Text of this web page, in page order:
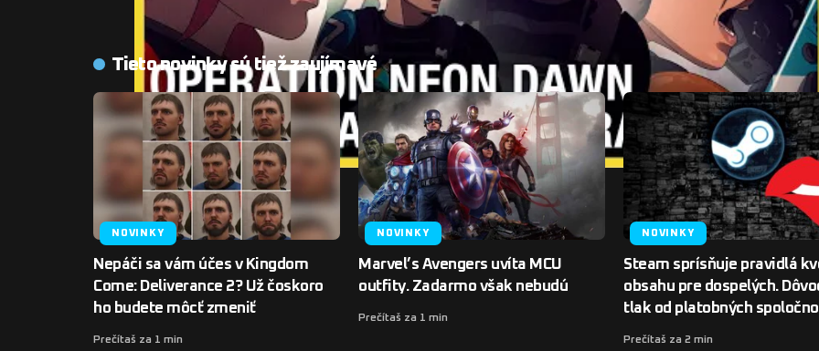
Tieto novinky sú tiež zaujímavé
NOVINKY
Nepáči sa vám účes v Kingdom
Come: Deliverance 2? Už čoskoro
ho budete môcť zmeniť
Prečítaš za 1 min
NOVINKY
Marvel’s Avengers uvíta MCU
outfity. Zadarmo však nebudú
Prečítaš za 1 min
NOVINKY
Steam sprísňuje pravidlá
obsahu pre dospelých.
tlak od platobných
Prečítaš za 2 min